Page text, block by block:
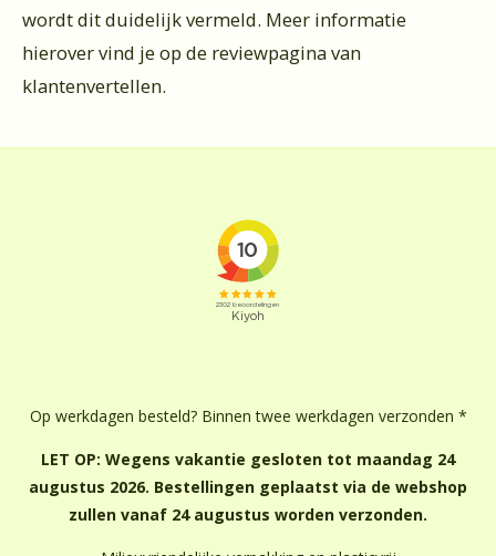
wordt dit duidelijk vermeld. Meer informatie
hierover vind je op de reviewpagina van
klantenvertellen.
Op werkdagen besteld? Binnen twee werkdagen verzonden *
LET OP: Wegens vakantie gesloten tot maandag 24
augustus 2026. Bestellingen geplaatst via de webshop
zullen vanaf 24 augustus worden verzonden.